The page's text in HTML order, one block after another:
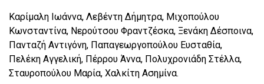
Καρίμαλη Ιωάννα, Λεβέντη Δήμητρα, Μιχοπούλου
Κωνσταντίνα, Νερούτσου Φραντζέσκα, Ξενάκη Δέσποινα,
Πανταζή Αντιγόνη, Παπαγεωργοπούλου Ευσταθία,
Πελέκη Αγγελική, Πέρρου Άννα, Πολυχρονιάδη Στέλλα,
Σταυροπούλου Μαρία, Χαλκίτη Ασημίνα.